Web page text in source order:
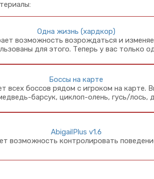
Одна жизнь (хардкор)
возможность возрождаться и
для этого. Теперь у вас только
Боссы на карте
всех боссов рядом с игроком на карте.
барсук, циклоп-олень, гусь/лось,
AbigailPlus v1.6
возможность контролировать